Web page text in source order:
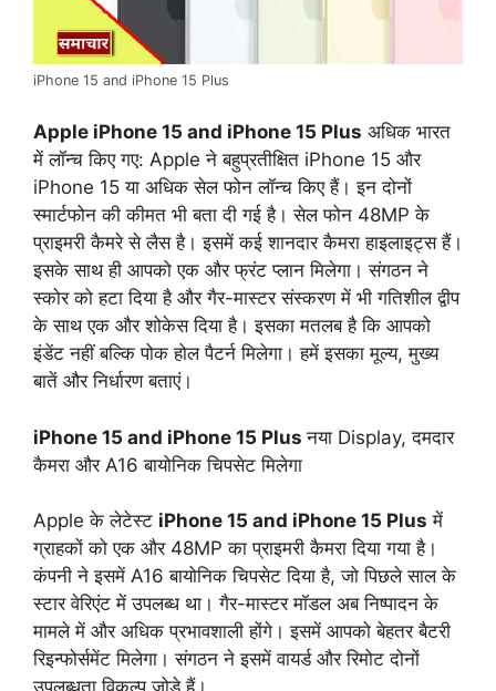
iPhone 15 and iPhone 15 Plus
Apple iPhone 15 and iPhone 15 Plus अधिक भारत
में लॉन्च किए गए: Apple ने बहुप्रतीक्षित iPhone 15 और
iPhone 15 या अधिक सेल फोन लॉन्च किए हैं। इन दोनों
स्मार्टफोन की कीमत भी बता दी गई है। सेल फोन 48MP के
प्राइमरी कैमरे से लैस है। इसमें कई शानदार कैमरा हाइलाइट्स हैं।
इसके साथ ही आपको एक और फ्रंट प्लान मिलेगा। संगठन ने
स्कोर को हटा दिया है और गैर-मास्टर संस्करण में भी गतिशील द्वीप
के साथ एक और शोकेस दिया है। इसका मतलब है कि आपको
इंडेंट नहीं बल्कि पोक होल पैटर्न मिलेगा। हमें इसका मूल्य, मुख्य
बातें और निर्धारण बताएं।
iPhone 15 and iPhone 15 Plusनया Display, दमदार
कैमरा और A16 बायोनिक चिपसेट मिलेगा
Apple के लेटेस्ट iPhone 15 and iPhone 15 Plus में
ग्राहकों को एक और 48MP का प्राइमरी कैमरा दिया गया है।
कंपनी ने इसमें A16 बायोनिक चिपसेट दिया है, जो पिछले साल के
स्टार वेरिएंट में उपलब्ध था। गैर-मास्टर मॉडल अब निष्पादन के
मामले में और अधिक प्रभावशाली होंगे। इसमें आपको बेहतर बैटरी
रिइन्फोर्समेंट मिलेगा। संगठन ने इसमें वायर्ड और रिमोट दोनों